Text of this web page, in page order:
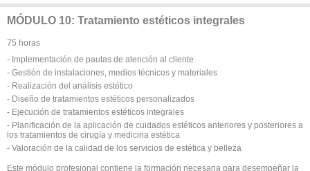
MÓDULO 10: Tratamiento estéticos integrales
75 horas
- Implementación de pautas de atención al cliente
- Gestión de instalaciones, medios técnicos y materiales
- Realización del análisis estético
- Diseño de tratamientos estéticos personalizados
- Ejecución de tratamientos estéticos integrales
- Planificación de la aplicación de cuidados estéticos anteriores y posteriores a
los tratamientos de cirugía y medicina estética
- Valoración de la calidad de los servicios de estética y belleza
Este módulo profesional contiene la formación necesaria para desempeñar la